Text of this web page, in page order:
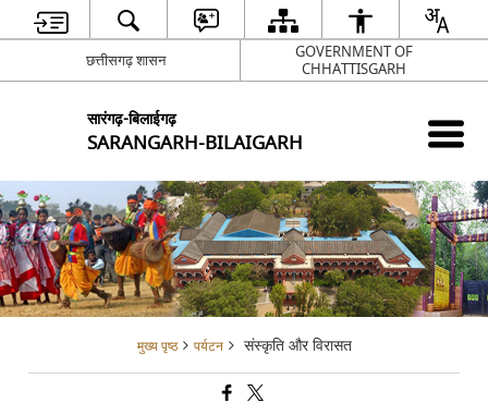
छत्तीसगढ़ शासन
GOVERNMENT OF
CHHATTISGARH
सारंगढ़-बिलाईगढ़
SARANGARH-BILAIGARH
मुख्य पृष्ठ पर्यटन संस्कृति और विरासत